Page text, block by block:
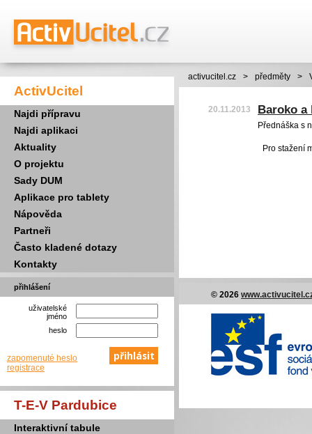
ActivUcitel
Najdi přípravu
Najdi aplikaci
Aktuality
O projektu
Sady DUM
Aplikace pro tablety
Nápověda
Partneři
Často kladené dotazy
Kontakty
přihlášení
uživatelské
jméno
heslo
zapomenuté heslo
registrace
T-E-V Pardubice
Interaktivní tabule
activucitel.cz > předměty >
20.11.2013 Baroko a
Přednáška s
Pro stažení
© 2026